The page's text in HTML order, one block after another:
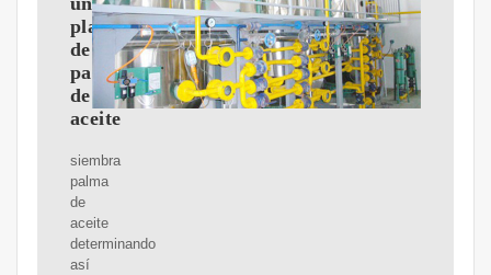
plantación
de
palma
de
aceite
siembra
palma
de
aceite
determinando
así